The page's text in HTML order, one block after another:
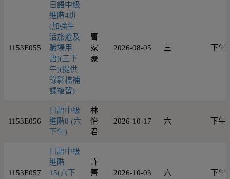
1153E055
日語中級
進階4班
(加強生
活旅遊及
職場用
語)(三下
午)(提供
錄影檔補
課複習)
曹
家
豪
2026-08-05 三 下午
1153E056
日語中級
進階8 (六
下午)
林
怡
君
2026-10-17 六 下午
1153E057
日語中級
進階
15(六下
許
菁
2026-10-03 六 下午